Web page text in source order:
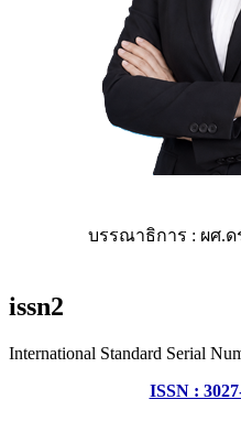
บรรณาธิการ : ผศ.
issn2
International Standard Serial
ISSN :